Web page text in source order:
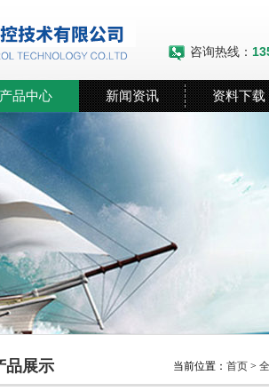
咨询热线：
产品中心 新闻资讯 资料下载
品展示 当前位置： 首页 >